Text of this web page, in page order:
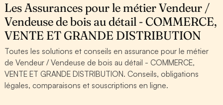
Les Assurances pour le métier Vendeur /
Vendeuse de bois au détail - COMMERCE,
VENTE ET GRANDE DISTRIBUTION
Toutes les solutions et conseils en assurance pour le métier
de Vendeur / Vendeuse de bois au détail - COMMERCE,
VENTE ET GRANDE DISTRIBUTION. Conseils, obligations
légales, comparaisons et souscriptions en ligne.